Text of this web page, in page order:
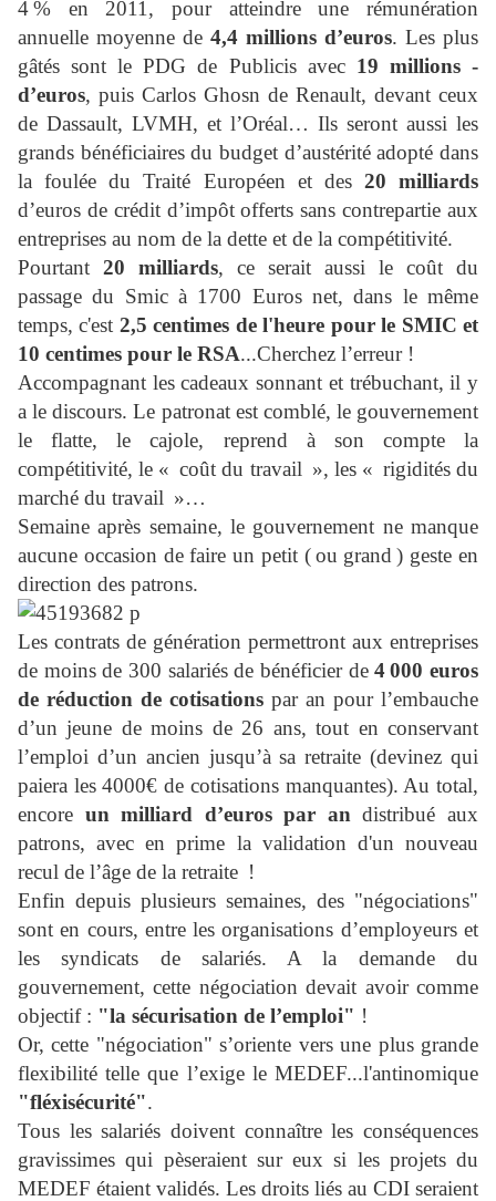
4 % en 2011, pour atteindre une rémunération
annuelle moyenne de 4,4 millions d’euros. Les plus
gâtés sont le PDG de Publicis avec 19 millions ­
d’euros, puis Carlos Ghosn de Renault, devant ceux
de Dassault, LVMH, et l’Oréal… Ils seront aussi les
grands bénéficiaires du budget d’austérité adopté dans
la foulée du Traité Européen et des 20 milliards
d’euros de crédit d’impôt offerts sans contrepartie aux
entreprises au nom de la dette et de la compétitivité.
Pourtant 20 milliards, ce serait aussi le coût du
passage du Smic à 1700 Euros net, dans le même
temps, c'est 2,5 centimes de l'heure pour le SMIC et
10 centimes pour le RSA...Cherchez l’erreur !
Accompagnant les cadeaux sonnant et trébuchant, il y
a le discours. Le patronat est comblé, le gouvernement
le flatte, le cajole, reprend à son compte la
compétitivité, le « coût du travail », les « rigidités du
marché du travail »…
Semaine après semaine, le gouvernement ne manque
aucune occasion de faire un petit ( ou grand ) geste en
direction des patrons.
Les contrats de génération permettront aux entreprises
de moins de 300 salariés de bénéficier de4 000 euros
de réduction de cotisations par an pour l’embauche
d’un jeune de moins de 26 ans, tout en conservant
l’emploi d’un ancien jusqu’à sa retraite (devinez qui
paiera les 4000€ de cotisations manquantes). Au total,
encore un milliard d’euros par an distribué aux
patrons, avec en prime la validation d'un nouveau
recul de l’âge de la retraite !
Enfin depuis plusieurs semaines, des "négociations"
sont en cours, entre les organisations d’employeurs et
les syndicats de salariés. A la demande du
gouvernement, cette négociation devait avoir comme
objectif : "la sécurisation de l’emploi" !
Or, cette "négociation" s’oriente vers une plus grande
flexibilité telle que l’exige le MEDEF...l'antinomique
"fléxisécurité".
Tous les salariés doivent connaître les conséquences
gravissimes qui pèseraient sur eux si les projets du
MEDEF étaient validés. Les droits liés au CDI seraient